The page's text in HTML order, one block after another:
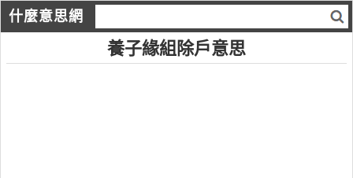
什麼意思網
養子緣組除戶意思